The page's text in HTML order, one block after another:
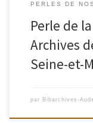
PERLES DE
Perle de
Archives
Seine-et-
par Bibarchives-